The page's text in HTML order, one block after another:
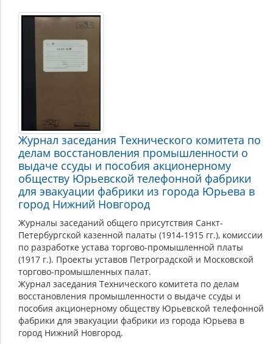
Журнал заседания Технического комитета по
делам восстановления промышленности о
выдаче ссуды и пособия акционерному
обществу Юрьевской телефонной фабрики
для эвакуации фабрики из города Юрьева в
город Нижний Новгород
Журналы заседаний общего присутствия Санкт-
Петербургской казенной палаты (1914-1915 гг.), комиссии
по разработке устава торгово-промышленной платы
(1917 г.). Проекты уставов Петроградской и Московской
торгово-промышленных палат.
Журнал заседания Технического комитета по делам
восстановления промышленности о выдаче ссуды и
пособия акционерному обществу Юрьевской телефонной
фабрики для эвакуации фабрики из города Юрьева в
город Нижний Новгород.